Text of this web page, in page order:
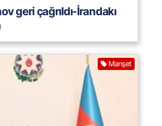
geri çağrıldı-İrandakı
Manşet